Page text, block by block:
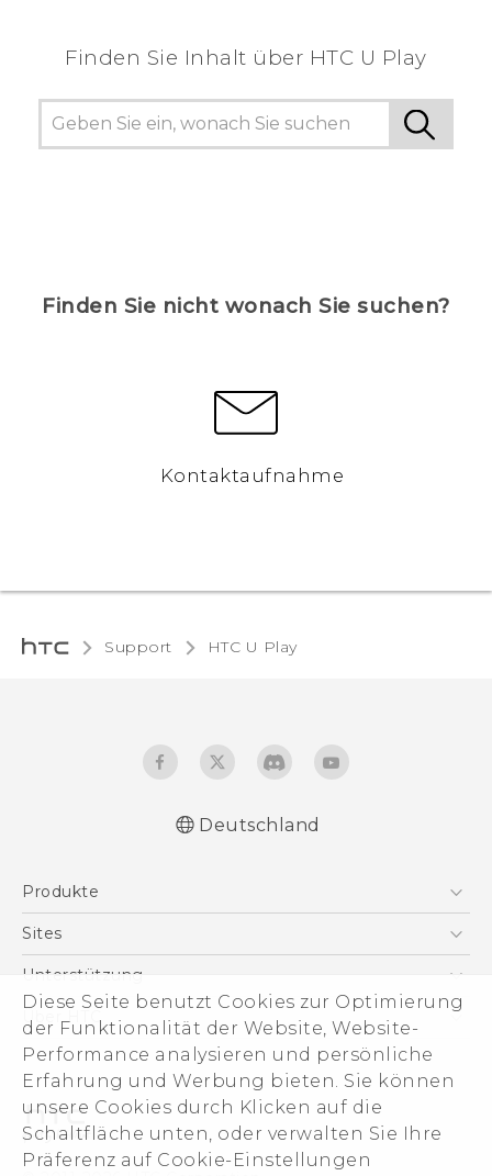
Diese Seite benutzt Cookies zur Optimierung
der Funktionalität der Website, Website-
Performance analysieren und persönliche
Erfahrung und Werbung bieten. Sie können
unsere Cookies durch Klicken auf die
Schaltfläche unten, oder verwalten Sie Ihre
Präferenz auf Cookie-Einstellungen
Finden Sie Inhalt über‎ HTC U Play
Finden Sie nicht wonach Sie suchen?
Kontaktaufnahme
Support HTC U Play‎
behördliche Bestimmungen
English - Quick start guide
English - User manual
English - Safety and regulatory guide
Deutschland
Produkte
Smartphones
VIVE
Zubehör
Sites
HTC Dev
HTC Vive
Unterstützung
Unterstützung
eCommerce Support
Über HTC
ESG
Impressum
Investor
Cookie Preferences